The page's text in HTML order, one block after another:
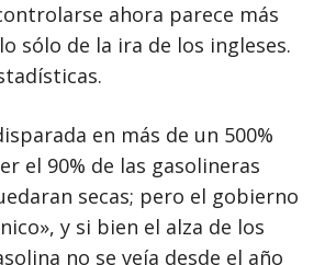
ahora parece más
sólo de la ira de los ingleses.
en más de un 500%
el 90% de las gasolineras
secas; pero el gobierno
y si bien el alza de los
no se veía desde el año